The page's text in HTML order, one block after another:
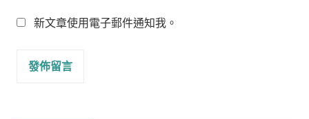
新文章使用電子郵件通知我。